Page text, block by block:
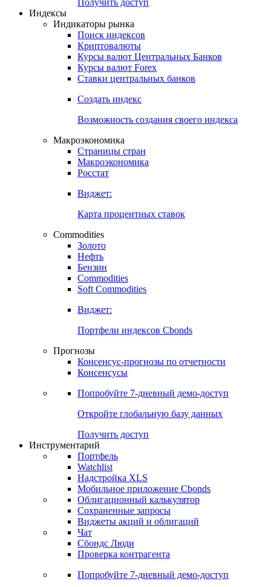
Попробуйте7-дневный
Откройте глобальную базу данных
Получить доступ
Индикаторы рынка
Поиск индексов
Курсы валют Центральных Банков
Ставки центральных банков
Создать индекс
Возможность создания своего индекса
Страницы стран
Росстат
Виджет:
Карта процентных ставок
Commodities
Золото
Бензин
Soft Commodities
Виджет:
Портфели индексов Cbonds
Прогнозы
Консенсусы
Попробуйте7-дневный
Откройте глобальную базу данных
Получить доступ
Инструментарий
Портфель
Watchlist
Надстройка XLS
Мобильное приложение Cbonds
Облигационный калькулятор
Сохраненные запросы
Чат